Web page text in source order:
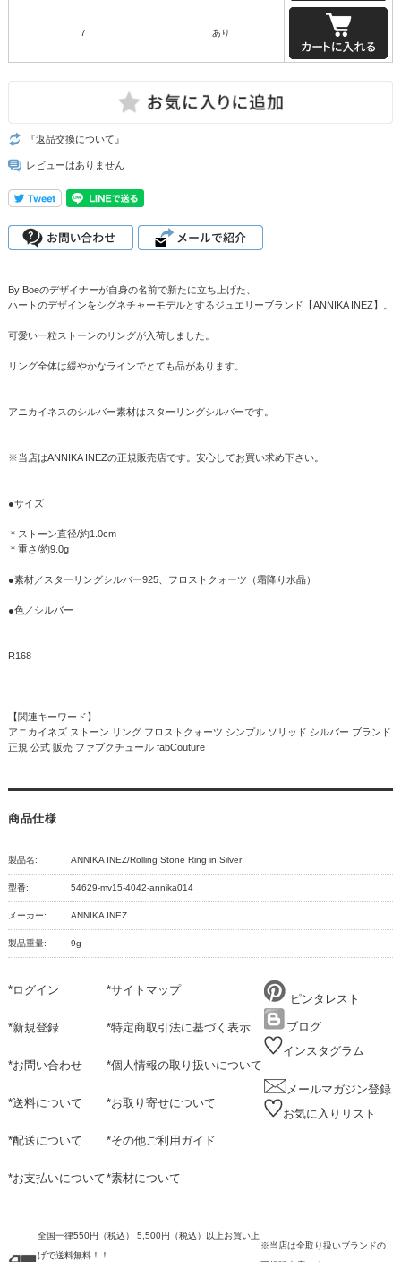
7 あり
『返品交換について』
レビューはありません
By Boeのデザイナーが自身の名前で新たに立ち上げた、
ハートのデザインをシグネチャーモデルとするジュエリーブランド【ANNIKA INEZ】。
可愛い一粒ストーンのリングが入荷しました。
リング全体は緩やかなラインでとても品があります。
アニカイネスのシルバー素材はスターリングシルバーです。
※当店はANNIKA INEZの正規販売店です。安心してお買い求め下さい。
●サイズ
＊ストーン直径/約1.0cm
＊重さ/約9.0g
●素材／スターリングシルバー925、フロストクォーツ（霜降り水晶）
●色／シルバー
R168
【関連キーワード】
アニカイネズ ストーン リング フロストクォーツ シンプル ソリッド シルバー ブランド
正規 公式 販売 ファブクチュール fabCouture
商品仕様
製品名: ANNIKA INEZ/Rolling Stone Ring in Silver
型番: 54629-mv15-4042-annika014
メーカー: ANNIKA INEZ
製品重量: 9g
*ログイン
*新規登録
*お問い合わせ
*送料について
*配送について
*お支払いについて
*サイトマップ
*特定商取引法に基づく表示
*個人情報の取り扱いについて
*お取り寄せについて
*その他ご利用ガイド
*素材について
ピンタレスト
ブログ
インスタグラム
メールマガジン登録
お気に入りリスト
全国一律550円（税込） 5,500円（税込）以上お買い上
げで送料無料！！
※当店は全取り扱いブランドの